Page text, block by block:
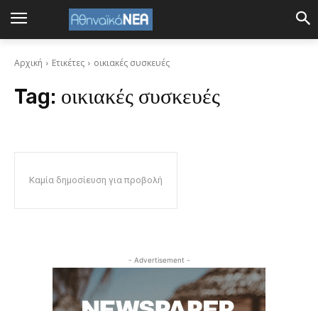
Αρχική Ετικέτες οικιακές συσκευές
Tag: οικιακές συσκευές
Καμία δημοσίευση για προβολή
- Advertisement -